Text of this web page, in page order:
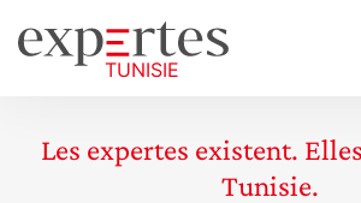
Les expertes existent.
Tunisie.